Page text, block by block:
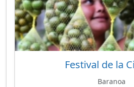
Festival de la
Baranoa